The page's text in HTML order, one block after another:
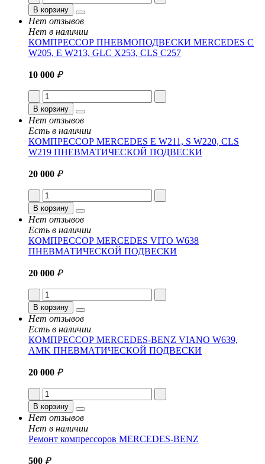
В корзину
Нет отзывов
Нет в наличии
КОМПРЕССОР ПНЕВМОПОДВЕСКИ MERCEDES C
W205, E W213, GLC X253, CLS C257
10 000 ₽
В корзину
Нет отзывов
Есть в наличии
КОМПРЕССОР MERCEDES E W211, S W220, CLS
W219 ПНЕВМАТИЧЕСКОЙ ПОДВЕСКИ
20 000 ₽
В корзину
Нет отзывов
Есть в наличии
КОМПРЕССОР MERCEDES VITO W638
ПНЕВМАТИЧЕСКОЙ ПОДВЕСКИ
20 000 ₽
В корзину
Нет отзывов
Есть в наличии
КОМПРЕССОР MERCEDES-BENZ VIANO W639,
AMK ПНЕВМАТИЧЕСКОЙ ПОДВЕСКИ
20 000 ₽
В корзину
Нет отзывов
Нет в наличии
Ремонт компрессоров MERCEDES-BENZ
500 ₽